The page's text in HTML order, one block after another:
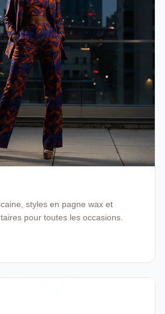
styles en pagne wax et
pour toutes les occasions.